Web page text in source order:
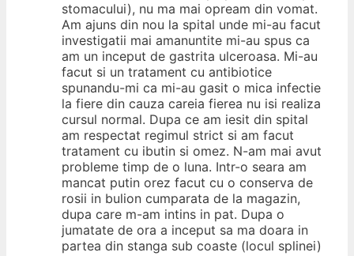
stomacului), nu ma mai opream din vomat.
Am ajuns din nou la spital unde mi-au facut
investigatii mai amanuntite mi-au spus ca
am un inceput de gastrita ulceroasa. Mi-au
facut si un tratament cu antibiotice
spunandu-mi ca mi-au gasit o mica infectie
la fiere din cauza careia fierea nu isi realiza
cursul normal. Dupa ce am iesit din spital
am respectat regimul strict si am facut
tratament cu ibutin si omez. N-am mai avut
probleme timp de o luna. Intr-o seara am
mancat putin orez facut cu o conserva de
rosii in bulion cumparata de la magazin,
dupa care m-am intins in pat. Dupa o
jumatate de ora a inceput sa ma doara in
partea din stanga sub coaste (locul splinei)